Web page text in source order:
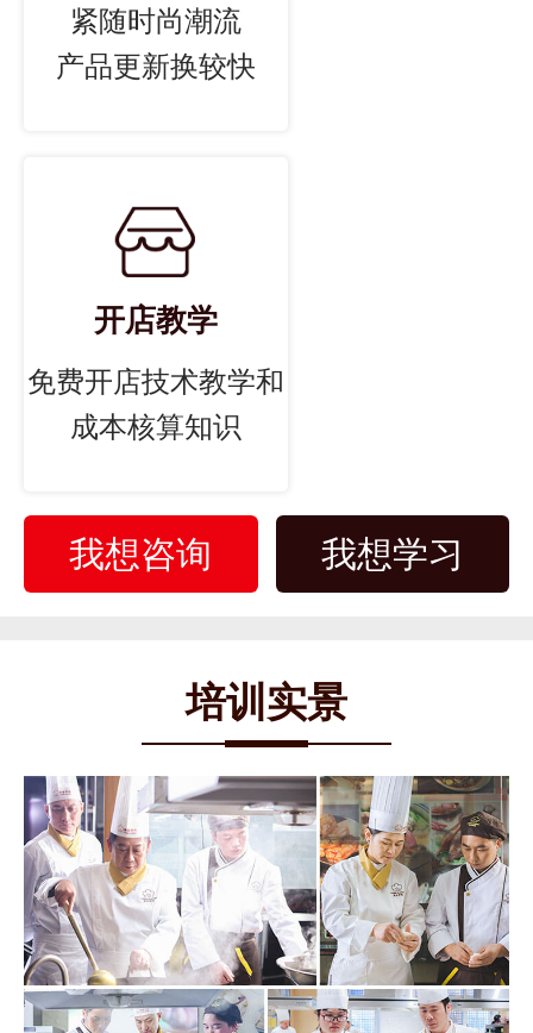
紧随时尚潮流
产品更新换较快
开店教学
免费开店技术教学和
成本核算知识
我想咨询 我想学习
培训实景